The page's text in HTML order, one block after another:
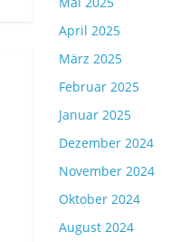
April 2025
März 2025
Februar 2025
Januar 2025
Dezember 2024
November 2024
Oktober 2024
August 2024